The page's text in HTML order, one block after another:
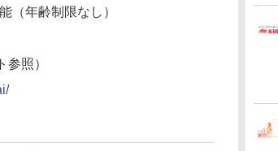
（年齢制限なし）
照）